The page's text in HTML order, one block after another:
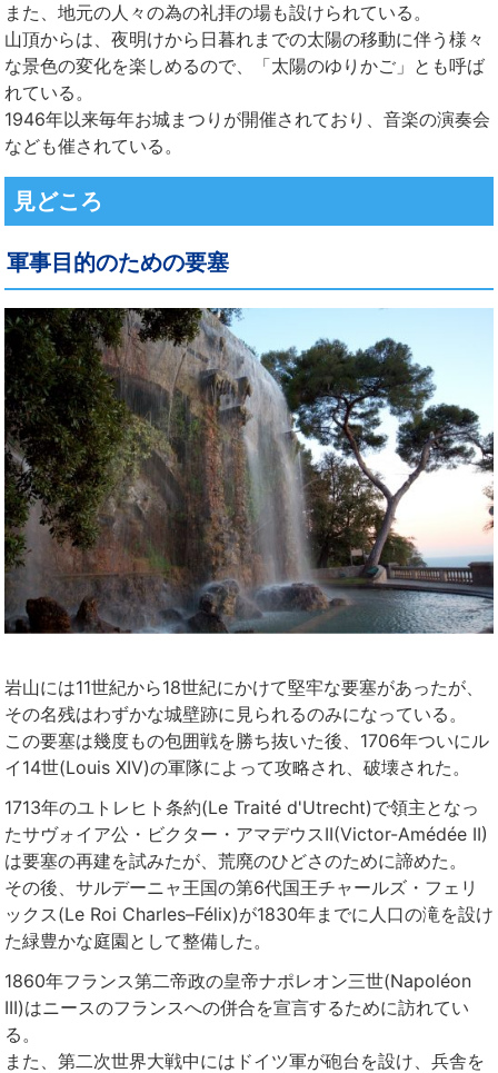
また、地元の人々の為の礼拝の場も設けられている。
山頂からは、夜明けから日暮れまでの太陽の移動に伴う様々
な景色の変化を楽しめるので、「太陽のゆりかご」とも呼ば
れている。
1946年以来毎年お城まつりが開催されており、音楽の演奏会
なども催されている。
見どころ
軍事目的のための要塞
岩山には11世紀から18世紀にかけて堅牢な要塞があったが、
その名残はわずかな城壁跡に見られるのみになっている。
この要塞は幾度もの包囲戦を勝ち抜いた後、1706年ついにル
イ14世(Louis XIV)の軍隊によって攻略され、破壊された。
1713年のユトレヒト条約(Le Traité d'Utrecht)で領主となっ
たサヴォイア公・ビクター・アマデウスII(Victor-Amédée II)
は要塞の再建を試みたが、荒廃のひどさのために諦めた。
その後、サルデーニャ王国の第6代国王チャールズ・フェリ
ックス(Le Roi Charles–Félix)が1830年までに人口の滝を設け
た緑豊かな庭園として整備した。
1860年フランス第二帝政の皇帝ナポレオン三世(Napoléon
III)はニースのフランスへの併合を宣言するために訪れてい
る。
また、第二次世界大戦中にはドイツ軍が砲台を設け、兵舎を